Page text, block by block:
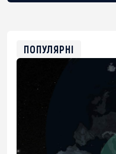
ПОПУЛЯРНІ